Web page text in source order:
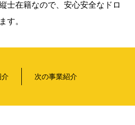
士在籍なので、安心安全なドロ
す。
介 次の事業紹介